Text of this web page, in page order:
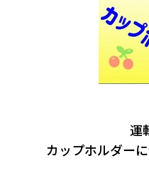
運
カップホルダー